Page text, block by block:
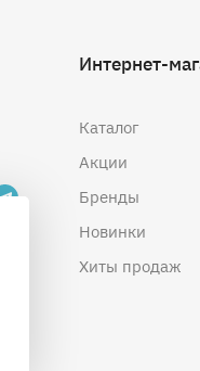
Интернет-
Каталог
Акции
Бренды
Новинки
Хиты продаж